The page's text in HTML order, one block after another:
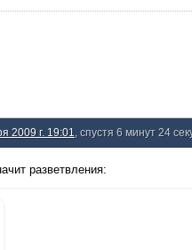
2009 г. 19:01 , спустя 6 минут 24
разветвления: